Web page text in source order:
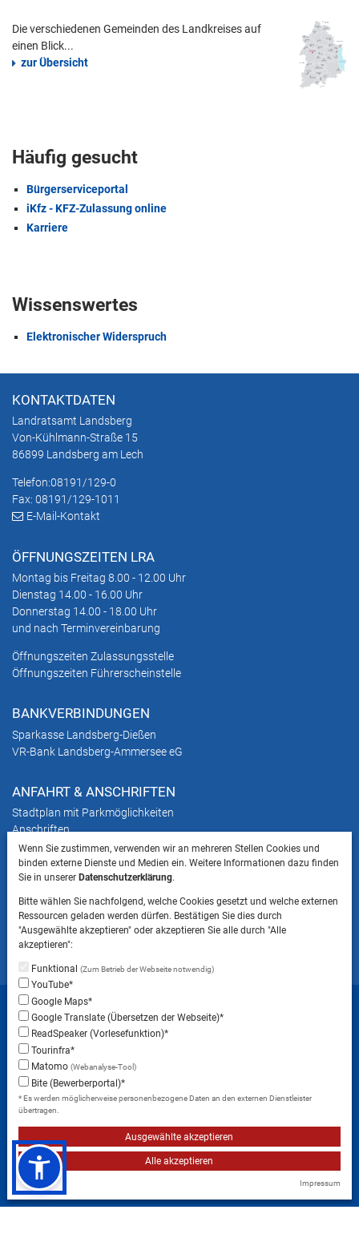
Die verschiedenen Gemeinden des Landkreises auf
einen Blick...
zur Übersicht
Häufig gesucht
Bürgerserviceportal
iKfz - KFZ-Zulassung online
Karriere
Wissenswertes
Elektronischer Widerspruch
KONTAKTDATEN
Landratsamt Landsberg
Von-Kühlmann-Straße 15
86899 Landsberg am Lech
Telefon:08191/129-0
Fax: 08191/129-1011
E-Mail-Kontakt
ÖFFNUNGSZEITEN LRA
Montag bis Freitag 8.00 - 12.00 Uhr
Dienstag 14.00 - 16.00 Uhr
Donnerstag 14.00 - 18.00 Uhr
und nach Terminvereinbarung
Öffnungszeiten Zulassungsstelle
Öffnungszeiten Führerscheinstelle
BANKVERBINDUNGEN
Sparkasse Landsberg-Dießen
VR-Bank Landsberg-Ammersee eG
ANFAHRT & ANSCHRIFTEN
Stadtplan mit Parkmöglichkeiten
Anschriften
HINWEIS
ins Landratsamt Landsberg am Lech NICHT
gestattet ist.
Startseite Sitemap
Datenschutzeinstellungen
Erklärung zur Barrierefreiheit
Instagram
Facebook
Wenn Sie zustimmen, verwenden wir an mehreren Stellen Cookies und
binden externe Dienste und Medien ein. Weitere Informationen dazu finden
Sie in unsererDatenschutzerklärung.
Bitte wählen Sie nachfolgend, welche Cookies gesetzt und welche externen
Ressourcen geladen werden dürfen. Bestätigen Sie dies durch
"Ausgewählte akzeptieren" oder akzeptieren Sie alle durch "Alle
akzeptieren":
Funktional(Zum Betrieb der Webseite notwendig)
YouTube*
Google Maps*
Google Translate (Übersetzen der Webseite)*
ReadSpeaker (Vorlesefunktion)*
Tourinfra*
Matomo(Webanalyse-Tool)
Bite (Bewerberportal)*
* Es werden möglicherweise personenbezogene Daten an den externen Dienstleister
übertragen.
Ausgewählte akzeptieren
Alle akzeptieren
Impressum